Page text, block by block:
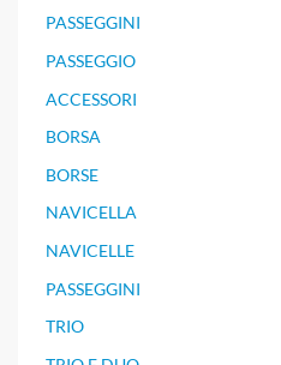
PASSEGGINI
PASSEGGIO
ACCESSORI
BORSA
BORSE
NAVICELLA
NAVICELLE
PASSEGGINI
TRIO